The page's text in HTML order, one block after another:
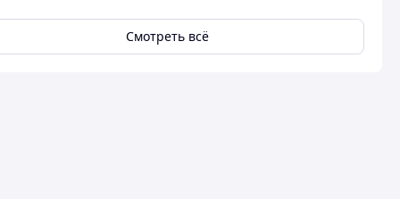
Смотреть всё